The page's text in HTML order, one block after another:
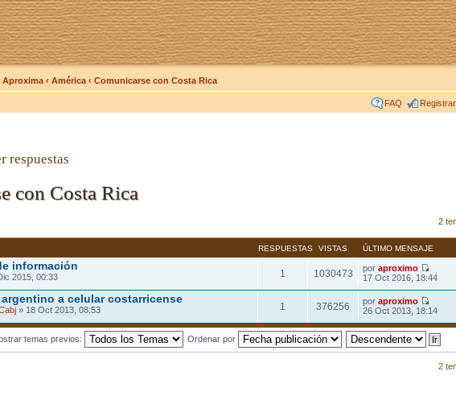
Aproxima ‹ América ‹ Comunicarse con Costa Rica
FAQ
respuestas
con Costa Rica
2
RESPUESTAS VISTAS ÚLTIMO MENSAJE
información
2015, 00:33 1 1030473 poraproximo
17 Oct 2016, 18:44
argentino a celular costarricense
» 18 Oct 2013, 08:53 1 376256 poraproximo
26 Oct 2013, 18:14
temas previos: Ordenar por
2